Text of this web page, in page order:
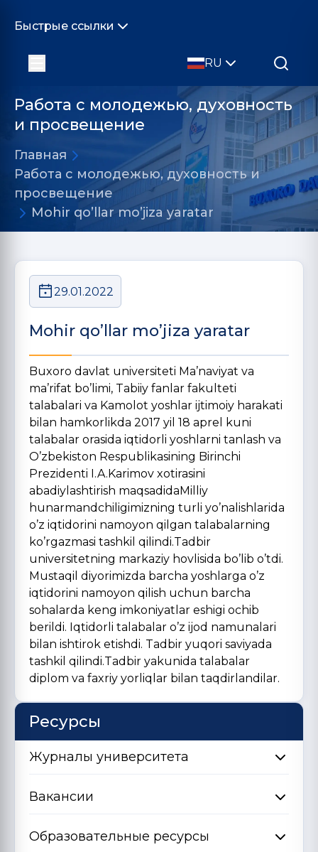
Быстрые ссылки
RU
Работа с молодежью, духовность
и просвещение
Главная
Работа с молодежью, духовность и
просвещение
Mohir qo’llar mo’jiza yaratar
29.01.2022
Mohir qo’llar mo’jiza yaratar
Buxoro davlat universiteti Ma’naviyat va
ma’rifat bo’limi, Tabiiy fanlar fakulteti
talabalari va Kamolot yoshlar ijtimoiy harakati
bilan hamkorlikda 2017 yil 18 aprel kuni
talabalar orasida iqtidorli yoshlarni tanlash va
O’zbekiston Respublikasining Birinchi
Prezidenti I.A.Karimov xotirasini
abadiylashtirish maqsadidaMilliy
hunarmandchiligimizning turli yo’nalishlarida
o’z iqtidorini namoyon qilgan talabalarning
ko’rgazmasi tashkil qilindi.Tadbir
universitetning markaziy hovlisida bo’lib o’tdi.
Mustaqil diyorimizda barcha yoshlarga o’z
iqtidorini namoyon qilish uchun barcha
sohalarda keng imkoniyatlar eshigi ochib
berildi. Iqtidorli talabalar o’z ijod namunalari
bilan ishtirok etishdi. Tadbir yuqori saviyada
tashkil qilindi.Tadbir yakunida talabalar
diplom va faxriy yorliqlar bilan taqdirlandilar.
Ресурсы
Журналы университета
Вакансии
Образовательные ресурсы